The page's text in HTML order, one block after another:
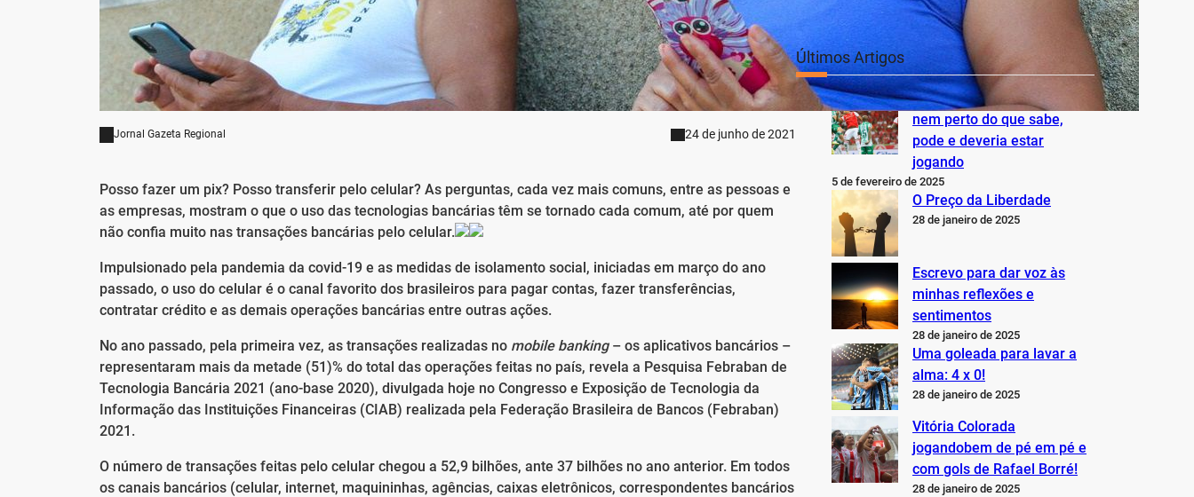
Jornal Gazeta Regional 24 de junho de 2021
Posso fazer um pix? Posso transferir pelo celular? As perguntas, cada vez mais comuns, entre as pessoas e
as empresas, mostram o que o uso das tecnologias bancárias têm se tornado cada comum, até por quem
não confia muito nas transações bancárias pelo celular.
Impulsionado pela pandemia da covid-19 e as medidas de isolamento social, iniciadas em março do ano
passado, o uso do celular é o canal favorito dos brasileiros para pagar contas, fazer transferências,
contratar crédito e as demais operações bancárias entre outras ações.
No ano passado, pela primeira vez, as transações realizadas no mobile banking – os aplicativos bancários –
representaram mais da metade (51)% do total das operações feitas no país, revela a Pesquisa Febraban de
Tecnologia Bancária 2021 (ano-base 2020), divulgada hoje no Congresso e Exposição de Tecnologia da
Informação das Instituições Financeiras (CIAB) realizada pela Federação Brasileira de Bancos (Febraban)
2021.
O número de transações feitas pelo celular chegou a 52,9 bilhões, ante 37 bilhões no ano anterior. Em todos
os canais bancários (celular, internet, maquininhas, agências, caixas eletrônicos, correspondentes bancários
Últimos Artigos
O Inter não está jogando
nem perto do que sabe,
pode e deveria estar
jogando
5 de fevereiro de 2025
O Preço da Liberdade
28 de janeiro de 2025
Escrevo para dar voz às
minhas reflexões e
sentimentos
28 de janeiro de 2025
Uma goleada para lavar a
alma: 4 x 0!
28 de janeiro de 2025
Vitória Colorada
jogandobem de pé em pé e
com gols de Rafael Borré!
28 de janeiro de 2025